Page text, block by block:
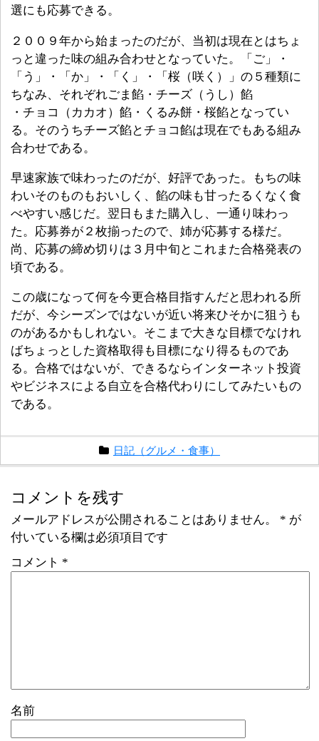
選にも応募できる。
２００９年から始まったのだが、当初は現在とはちょ
っと違った味の組み合わせとなっていた。「ご」・
「う」・「か」・「く」・「桜（咲く）」の５種類に
ちなみ、それぞれごま餡・チーズ（うし）餡
・チョコ（カカオ）餡・くるみ餅・桜餡となってい
る。そのうちチーズ餡とチョコ餡は現在でもある組み
合わせである。
早速家族で味わったのだが、好評であった。もちの味
わいそのものもおいしく、餡の味も甘ったるくなく食
べやすい感じだ。翌日もまた購入し、一通り味わっ
た。応募券が２枚揃ったので、姉が応募する様だ。
尚、応募の締め切りは３月中旬とこれまた合格発表の
頃である。
この歳になって何を今更合格目指すんだと思われる所
だが、今シーズンではないが近い将来ひそかに狙うも
のがあるかもしれない。そこまで大きな目標でなけれ
ばちょっとした資格取得も目標になり得るものであ
る。合格ではないが、できるならインターネット投資
やビジネスによる自立を合格代わりにしてみたいもの
である。
日記（グルメ・食事）
コメントを残す
メールアドレスが公開されることはありません。 * が
付いている欄は必須項目です
コメント *
名前